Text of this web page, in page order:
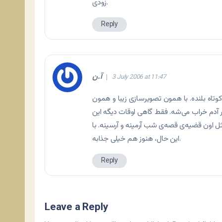
زودی.
Reply
آ.ن 3 July 2006 at 11:47
بلنده. با همون تصویرسازی زیبا و همون
آدم خراب می‌شه. فقط گاهی اوقات دیگه این
اون قضیه‌ی قصه‌ی شب آرمینه و آرسینه. با
این حال، هنوز هم خیلی جذابه.
Reply
Leave a Reply